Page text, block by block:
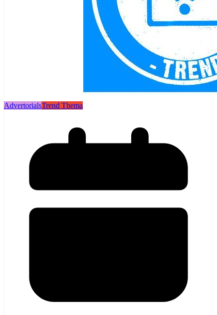
AdvertorialsTrend Thema